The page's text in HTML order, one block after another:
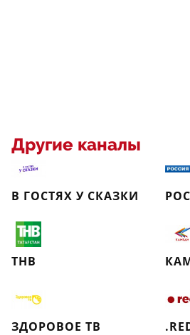
Другие каналы
В ГОСТЯХ У СКАЗКИ
ТНВ
ЗДОРОВОЕ ТВ